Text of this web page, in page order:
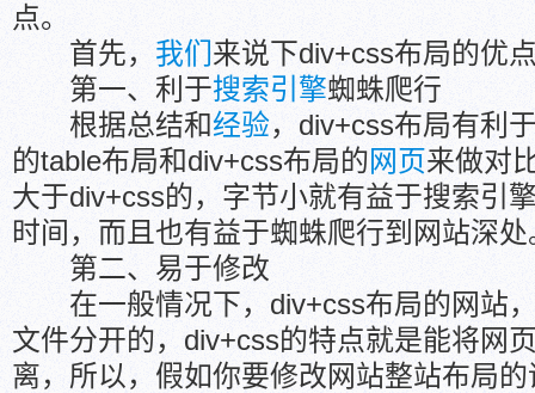
点。
首先， 我们 来说下div+css布局的优
第一、利于搜索引擎蜘蛛爬行
根据总结和经验，div+css布局有利
的table布局和div+css布局的网页来做对
大于div+css的，字节小就有益于搜索引
时间，而且也有益于蜘蛛爬行到网站深处
第二、易于修改
在一般情况下，div+css布局的网站，
文件分开的，div+css的特点就是能将网
离，所以，假如你要修改网站整站布局